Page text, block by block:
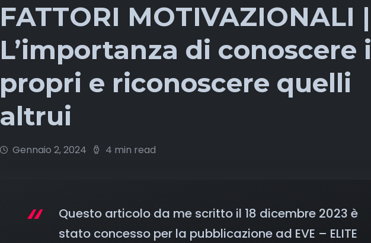
FATTORI MOTIVAZIONALI |
L’importanza di conoscere i
propri e riconoscere quelli
altrui
Gennaio 2, 2024 4 min read
Questo articolo da me scritto il 18 dicembre 2023 è
stato concesso per la pubblicazione ad EVE – ELITE